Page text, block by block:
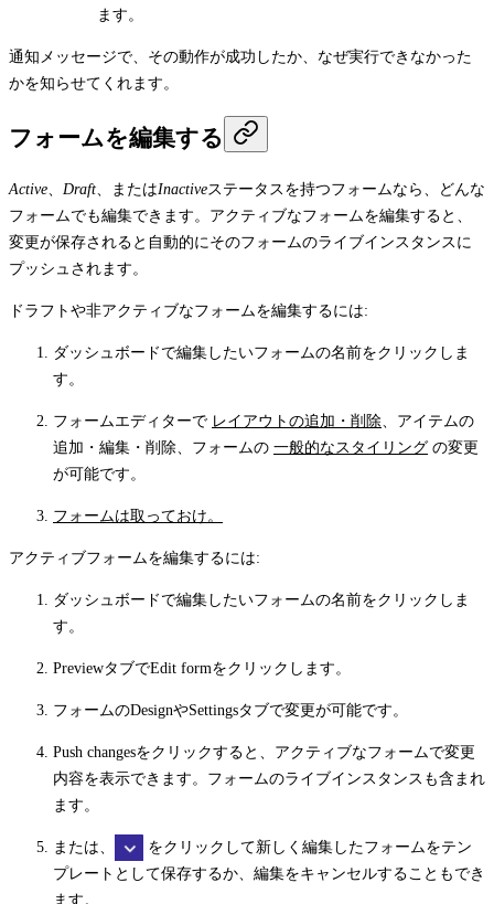
ます。
通知メッセージで、その動作が成功したか、なぜ実行できなかった
かを知らせてくれます。
フォームを編集する
Active、 Draft、またはInactiveステータスを持つフォームなら、どんな
フォームでも編集できます。アクティブなフォームを編集すると、
変更が保存されると自動的にそのフォームのライブインスタンスに
プッシュされます。
ドラフトや非アクティブなフォームを編集するには:
ダッシュボードで編集したいフォームの名前をクリックしま
す。
フォームエディターで レイアウトの追加・削除、アイテムの
追加・編集・削除、フォームの 一般的なスタイリング の変更
が可能です。
フォームは取っておけ。
アクティブフォームを編集するには:
ダッシュボードで編集したいフォームの名前をクリックしま
す。
PreviewタブでEdit formをクリックします。
フォームのDesignやSettingsタブで変更が可能です。
Push changesをクリックすると、アクティブなフォームで変更
内容を表示できます。フォームのライブインスタンスも含まれ
ます。
または、
をクリックして新しく編集したフォームをテン
プレートとして保存するか、編集をキャンセルすることもでき
ます。